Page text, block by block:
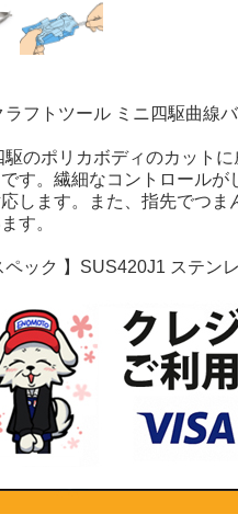
ラフトツール ミニ四駆曲線
駆のポリカボディのカット
す。繊細なコントロール
します。また、指先でつ
す。
ペック 】SUS420J1 ステン